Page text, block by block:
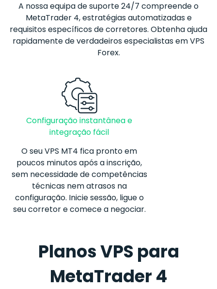
A nossa equipa de suporte 24/7 compreende o
MetaTrader 4, estratégias automatizadas e
requisitos específicos de corretores. Obtenha ajuda
rapidamente de verdadeiros especialistas em VPS
Forex.
Configuração instantânea e
integração fácil
O seu VPS MT4 fica pronto em
poucos minutos após a inscrição,
sem necessidade de competências
técnicas nem atrasos na
configuração. Inicie sessão, ligue o
seu corretor e comece a negociar.
Planos VPS para
MetaTrader 4